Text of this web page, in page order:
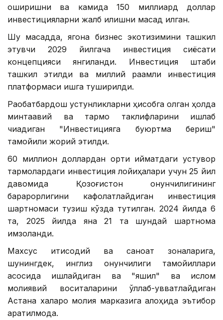
оширишни ва камида 150 миллиард доллар
инвестицияларни жалб қилишни мақсад қилган.
Шу мақсадда, ягона бизнес экотизимини ташкил
этувчи 2029 йилгача инвестиция сиёсати
концепцияси янгиланди. Инвестиция штаби
ташкил этилди ва миллий рақамли инвестиция
платформаси ишга туширилди.
Рақобатбардош устунликларни ҳисобга олган ҳолда
минтақавий ва тармоқ таклифларини ишлаб
чиқадиган "Инвестицияга буюртма бериш"
тамойили жорий этилди.
60 миллион доллардан ортиқ қийматдаги устувор
тармоқлардаги инвестиция лойиҳалари учун 25 йил
давомида Қозоғистон қонунчилигининг
барқарорлигини кафолатлайдиган инвестиция
шартномаси тузиш кўзда тутилган. 2024 йилда 6
та, 2025 йилда яна 21 та шундай шартнома
имзоланди.
Махсус иқтисодий ва саноат зоналарига,
шунингдек, инглиз қонунчилиги тамойиллари
асосида ишлайдиган ва "яшил" ва ислом
молиявий воситаларини қўллаб-қувватлайдиган
Астана халқаро молия марказига алоҳида эътибор
қаратилмоқда.